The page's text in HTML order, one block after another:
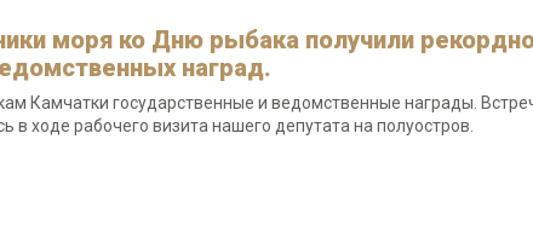
моря ко Дню рыбака получили
наград.
Камчатки государственные и ведомственные награды.
в ходе рабочего визита нашего депутата на полуостров.